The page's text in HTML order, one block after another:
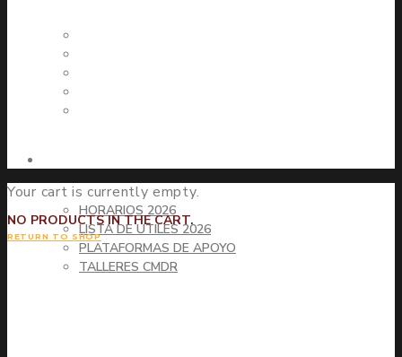
HORARIOS 2026
LISTA DE UTILES 2026
PLATAFORMAS DE APOYO
TALLERES CMDR
Your cart is currently empty.
NO PRODUCTS IN THE CART.
RETURN TO SHOP